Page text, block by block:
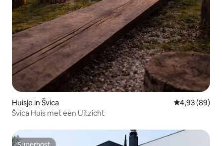
Huisje in Švica Gemiddelde
4,93 (89)
Švica Huis met een Uitzicht